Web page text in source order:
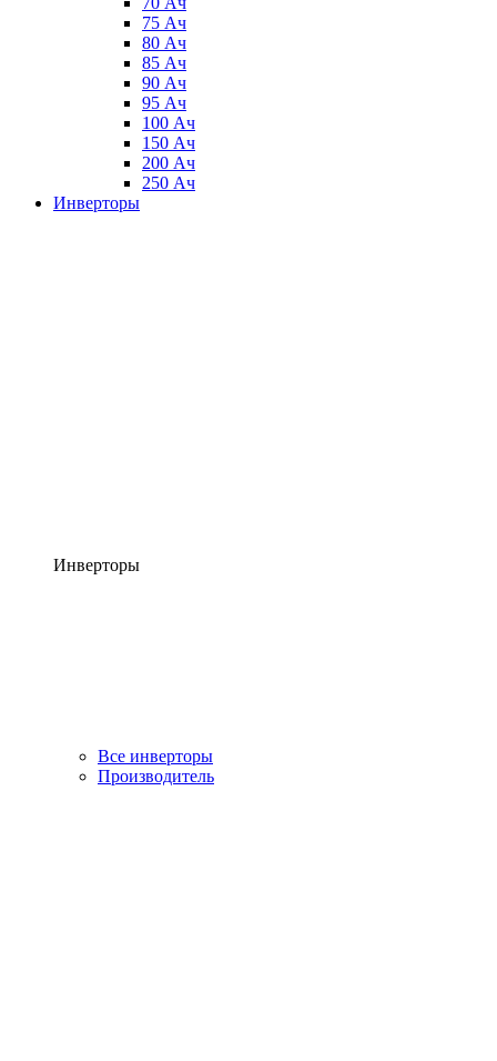
75 Ач
80 Ач
85 Ач
90 Ач
95 Ач
100 Ач
150 Ач
200 Ач
250 Ач
Инверторы
Инверторы
Все инверторы
Производитель